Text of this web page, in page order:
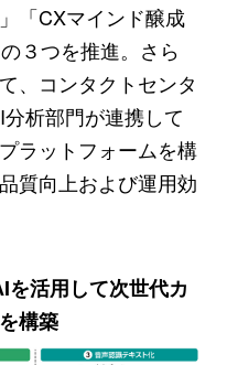
「CXマインド醸成
３つを推進。さら
、コンタクトセンタ
析部門が連携して
ラットフォームを構
質向上および運用効
活用して次世代カ
構築